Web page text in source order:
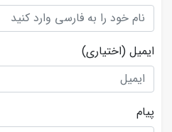
ایمیل (اختیاری)
پیام